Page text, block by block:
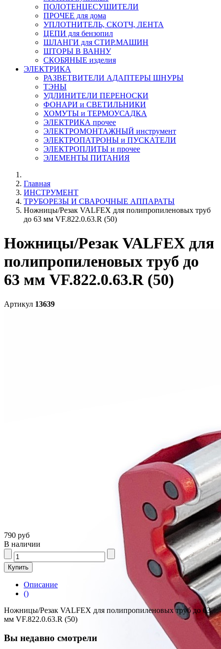
ПОЛОТЕНЦЕСУШИТЕЛИ
ПРОЧЕЕ для дома
УПЛОТНИТЕЛЬ, СКОТЧ, ЛЕНТА
ЦЕПИ для бензопил
ШЛАНГИ для СТИР.МАШИН
ШТОРЫ В ВАННУ
СКОБЯНЫЕ изделия
ЭЛЕКТРИКА
РАЗВЕТВИТЕЛИ АДАПТЕРЫ ШНУРЫ
ТЭНЫ
УДЛИНИТЕЛИ ПЕРЕНОСКИ
ФОНАРИ и СВЕТИЛЬНИКИ
ХОМУТЫ и ТЕРМОУСАДКА
ЭЛЕКТРИКА прочее
ЭЛЕКТРОМОНТАЖНЫЙ инструмент
ЭЛЕКТРОПАТРОНЫ и ПУСКАТЕЛИ
ЭЛЕКТРОПЛИТЫ и прочее
ЭЛЕМЕНТЫ ПИТАНИЯ
Главная
ИНСТРУМЕНТ
ТРУБОРЕЗЫ И СВАРОЧНЫЕ АППАРАТЫ
Ножницы/Резак VALFEX для полипропиленовых труб
до 63 мм VF.822.0.63.R (50)
Ножницы/Резак VALFEX для
полипропиленовых труб до
63 мм VF.822.0.63.R (50)
Артикул 13639
790 руб
В наличии
Описание
()
Ножницы/Резак VALFEX для полипропиленовых труб до 63
мм VF.822.0.63.R (50)
Вы недавно смотрели